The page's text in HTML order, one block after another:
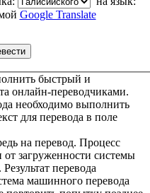
Google Translate
быстрый и
онлайн-переводчиками.
необходимо выполнить
для перевода в поле
на перевод. Процесс
от загруженности системы
перевода
машинного перевода